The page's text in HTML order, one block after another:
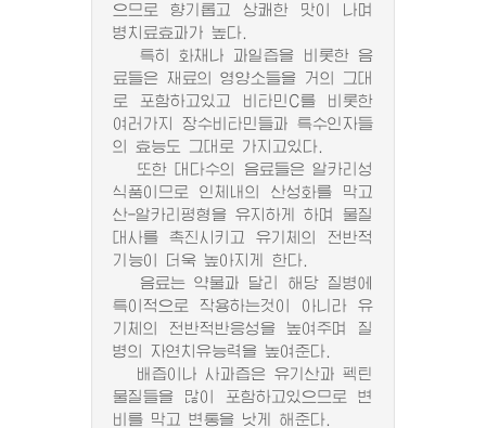
으므로 향기롭고 상쾌한 맛이 나며
병치료효과가 높다.
특히 화채나 과일즙을 비롯한 음
료들은 재료의 영양소들을 거의 그대
로 포함하고있고 비타민C를 비롯한
여러가지 장수비타민들과 특수인자들
의 효능도 그대로 가지고있다.
또한 대다수의 음료들은 알카리성
식품이므로 인체내의 산성화를 막고
산-알카리평형을 유지하게 하며 물질
대사를 촉진시키고 유기체의 전반적
기능이 더욱 높아지게 한다.
음료는 약물과 달리 해당 질병에
특이적으로 작용하는것이 아니라 유
기체의 전반적반응성을 높여주며 질
병의 자연치유능력을 높여준다.
배즙이나 사과즙은 유기산과 펙틴
물질들을 많이 포함하고있으므로 변
비를 막고 변통을 낫게 해준다.